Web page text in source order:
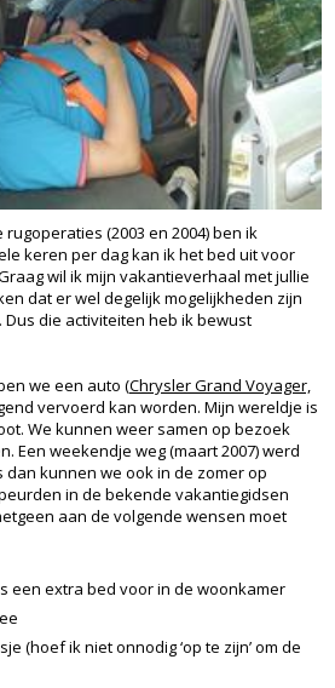
(2003 en 2004) ben ik
keren per dag kan ik het bed uit voor
wil ik mijn vakantieverhaal met jullie
dat er wel degelijk mogelijkheden zijn
die activiteiten heb ik bewust
we een auto (Chrysler Grand Voyager,
vervoerd kan worden. Mijn wereldje is
We kunnen weer samen op bezoek
Een weekendje weg (maart 2007) werd
dan kunnen we ook in de zomer op
in de bekende vakantiegidsen
aan de volgende wensen moet
een extra bed voor in de woonkamer
(hoef ik niet onnodig ‘op te zijn’ om de